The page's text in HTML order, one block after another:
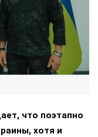
что поэтапно
хотя и